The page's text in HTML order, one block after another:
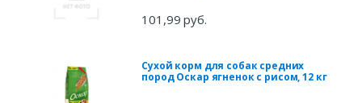
101,99 руб.
Сухой корм для собак средних
пород Оскар ягненок с рисом, 12 кг